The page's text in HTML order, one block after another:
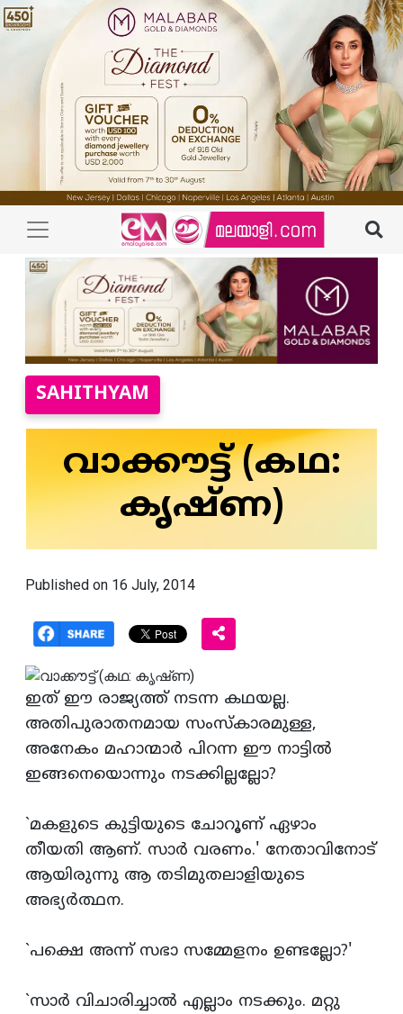
SAHITHYAM
വാക്കൗട്ട്‌ (കഥ:
കൃഷ്‌ണ)
Published on 16 July, 2014
ഇത്‌ ഈ രാജ്യത്ത്‌ നടന്ന കഥയല്ല.
അതിപുരാതനമായ സംസ്‌കാരമുള്ള,
അനേകം മഹാന്മാര്‍ പിറന്ന ഈ നാട്ടില്‍
ഇങ്ങനെയൊന്നും നടക്കില്ലല്ലോ?
`മകളുടെ കുട്ടിയുടെ ചോറൂണ്‌ ഏഴാം
തീയതി ആണ്‌. സാര്‍ വരണം.' നേതാവിനോട്‌
ആയിരുന്നു ആ തടിമുതലാളിയുടെ
അഭ്യര്‍ത്ഥന.
`പക്ഷെ അന്ന്‌ സഭാ സമ്മേളനം ഉണ്ടല്ലോ?'
`സാര്‍ വിചാരിച്ചാല്‍ എല്ലാം നടക്കും. മറ്റു